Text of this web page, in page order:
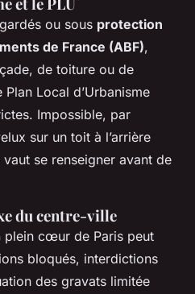
ou sous protection
de France (ABF),
de toiture ou de
Local d’Urbanisme
Impossible, par
sur un toit à l’arrière
se renseigner avant de
du centre-ville
plein cœur de Paris peut
bloqués, interdictions
des gravats limitée